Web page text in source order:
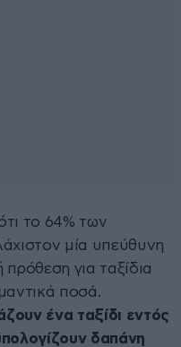
το 64% των
μία υπεύθυνη
για ταξίδια
ποσά.
ένα ταξίδι εντός
δαπάνη